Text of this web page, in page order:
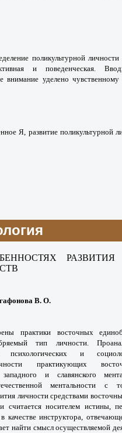
поликультурной
и поведенческая.
внимание уделено
Я, развитие поликультурной
В. О.
практики восточных
тип личности.
психологических и
практикующих
западного и славянского
ментальности с
личности средствами
считается носителем истины,
качестве инструктора,
найти смысл осуществляемой